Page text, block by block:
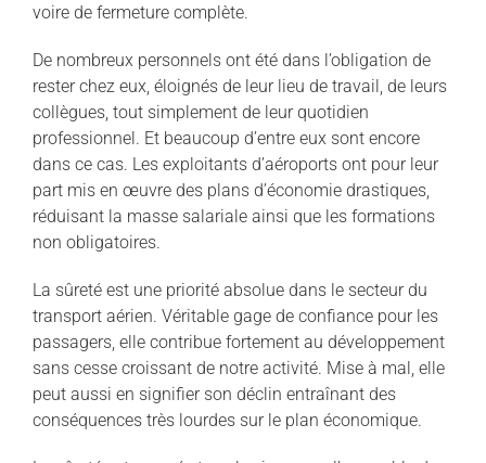
voire de fermeture complète.
De nombreux personnels ont été dans l’obligation de
rester chez eux, éloignés de leur lieu de travail, de leurs
collègues, tout simplement de leur quotidien
professionnel. Et beaucoup d’entre eux sont encore
dans ce cas. Les exploitants d’aéroports ont pour leur
part mis en œuvre des plans d’économie drastiques,
réduisant la masse salariale ainsi que les formations
non obligatoires.
La sûreté est une priorité absolue dans le secteur du
transport aérien. Véritable gage de confiance pour les
passagers, elle contribue fortement au développement
sans cesse croissant de notre activité. Mise à mal, elle
peut aussi en signifier son déclin entraînant des
conséquences très lourdes sur le plan économique.